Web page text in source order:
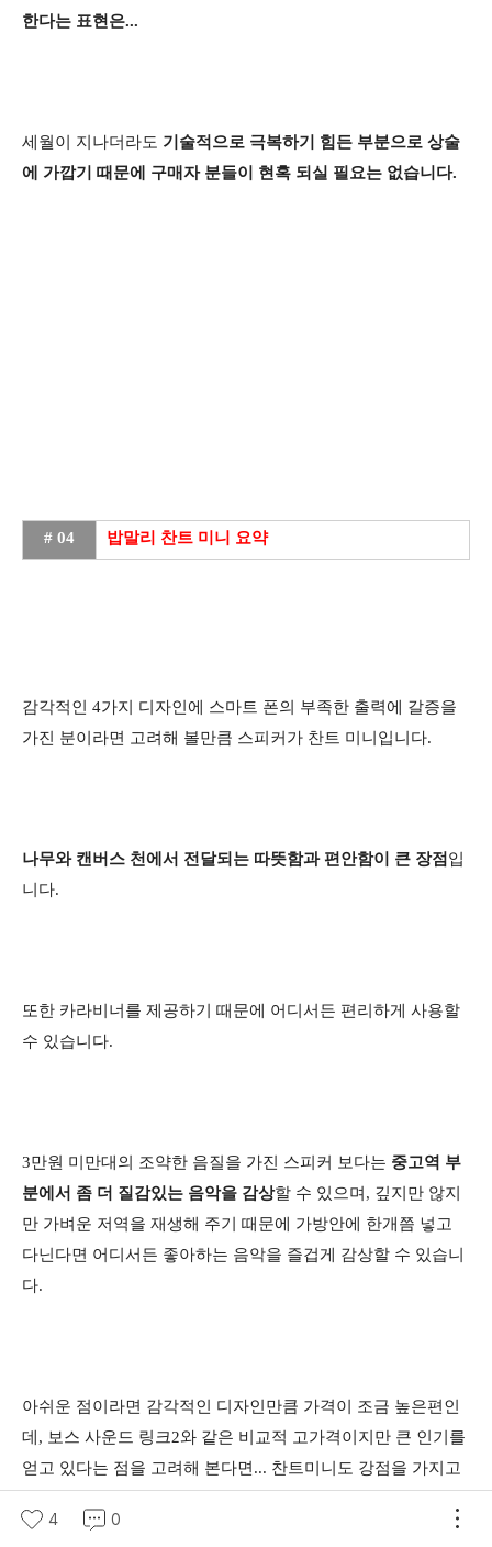
한다는 표현은...
세월이 지나더라도 기술적으로 극복하기 힘든 부분으로 상술
에 가깝기 때문에 구매자 분들이 현혹 되실 필요는 없습니다.
# 04 밥말리 찬트 미니 요약
감각적인 4가지 디자인에 스마트 폰의 부족한 출력에 갈증을
가진 분이라면 고려해 볼만큼 스피커가 찬트 미니입니다.
나무와 캔버스 천에서 전달되는 따뜻함과 편안함이 큰 장점 입
니다.
또한 카라비너를 제공하기 때문에 어디서든 편리하게 사용할
수 있습니다.
3만원 미만대의 조약한 음질을 가진 스피커 보다는 중고역 부
분에서 좀 더 질감있는 음악을 감상할 수 있으며, 깊지만 않지
만 가벼운 저역을 재생해 주기 때문에 가방안에 한개쯤 넣고
다닌다면 어디서든 좋아하는 음악을 즐겁게 감상할 수 있습니
다.
아쉬운 점이라면 감각적인 디자인만큼 가격이 조금 높은편인
데, 보스 사운드 링크2와 같은 비교적 고가격이지만 큰 인기를
얻고 있다는 점을 고려해 본다면... 찬트미니도 강점을 가지고
4
0